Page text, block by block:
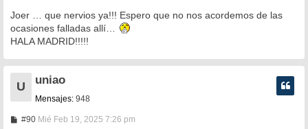
s
a
j
Joer … que nervios ya!!! Espero que no nos acordemos de las
ocasiones falladas allí…
HALA MADRID!!!!!
U
uniao
Mensajes: 948
#90MMié Feb 19, 2025 7:26 pm